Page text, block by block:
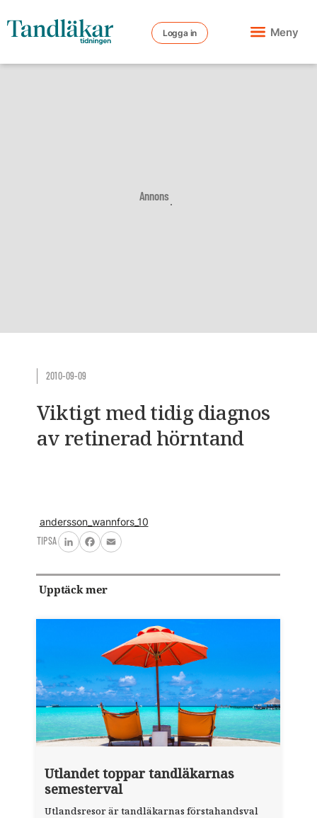
Logga in Meny
Annons
2010-09-09
Viktigt med tidig diagnos
av retinerad hörntand
andersson_wannfors_10
TIPSA
LinkedInFacebook
Email
Upptäck mer
Utlandet toppar tandläkarnas
semesterval
Utlandsresor är tandläkarnas förstahandsval